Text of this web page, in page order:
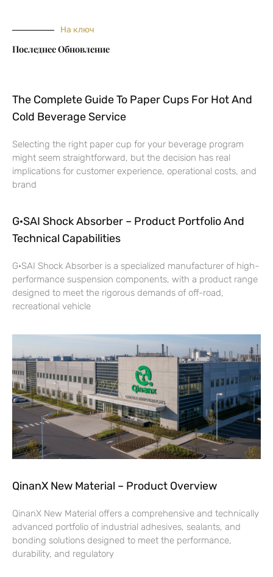
На ключ
Последнее Обновление
The Complete Guide To Paper Cups For Hot And
Cold Beverage Service
Selecting the right paper cup for your beverage program
might seem straightforward, but the decision has real
implications for customer experience, operational costs, and
brand
G·SAI Shock Absorber – Product Portfolio And
Technical Capabilities
G·SAI Shock Absorber is a specialized manufacturer of high-
performance suspension components, with a product range
designed to meet the rigorous demands of off-road,
recreational vehicle
QinanX New Material – Product Overview
QinanX New Material offers a comprehensive and technically
advanced portfolio of industrial adhesives, sealants, and
bonding solutions designed to meet the performance,
durability, and regulatory